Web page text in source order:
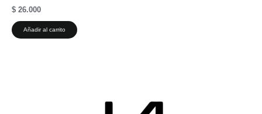
$ 26.000
Añadir al carrito